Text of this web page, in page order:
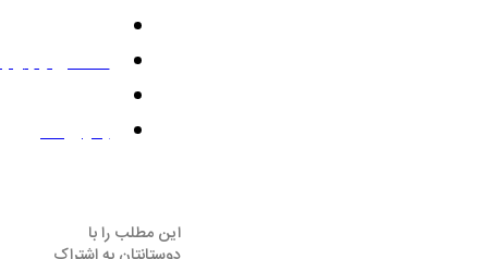
دسامبر 4, 2010
بدون نظر
این مطلب را با